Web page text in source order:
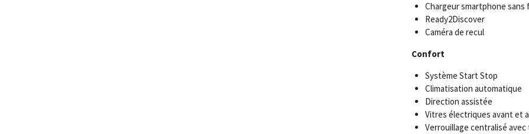
Chargeur smartphone sans
Ready2Discover
Caméra de recul
Confort
Système Start Stop
Climatisation automatique
Direction assistée
Vitres électriques avant et
Verrouillage centralisé